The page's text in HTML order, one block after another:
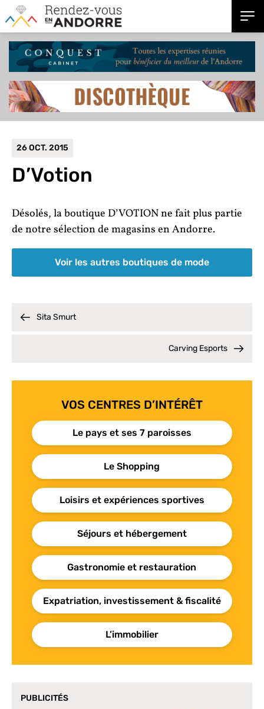
26 OCT. 2015
D’Votion
Désolés, la boutique D’VOTION ne fait plus partie
de notre sélection de magasins en Andorre.
Voir les autres boutiques de mode
VOS CENTRES D’INTÉRÊT
Le pays et ses 7 paroisses
Le Shopping
Loisirs et expériences sportives
Séjours et hébergement
Gastronomie et restauration
Expatriation, investissement & fiscalité
L’immobilier
PUBLICITÉS
Sita Smurt
Carving Esports